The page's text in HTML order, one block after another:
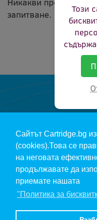
Сайтът Cartridge.bg
(cookies).Това се
на неговата
продължавате да
приемате нашата
"Политика за
запитване.
Този
За нас Гаранции и рекламации
Отказ и връщане на продукти
Изкупуване на празни касети
Цените в евро са